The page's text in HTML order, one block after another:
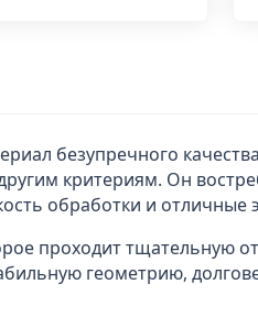
безупречного
критериям. Он
обработки и отличные
проходит тщательную
геометрию,